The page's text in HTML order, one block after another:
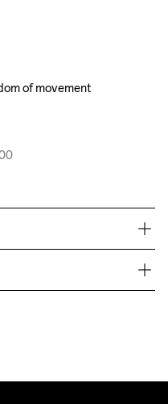
of movement
of movement